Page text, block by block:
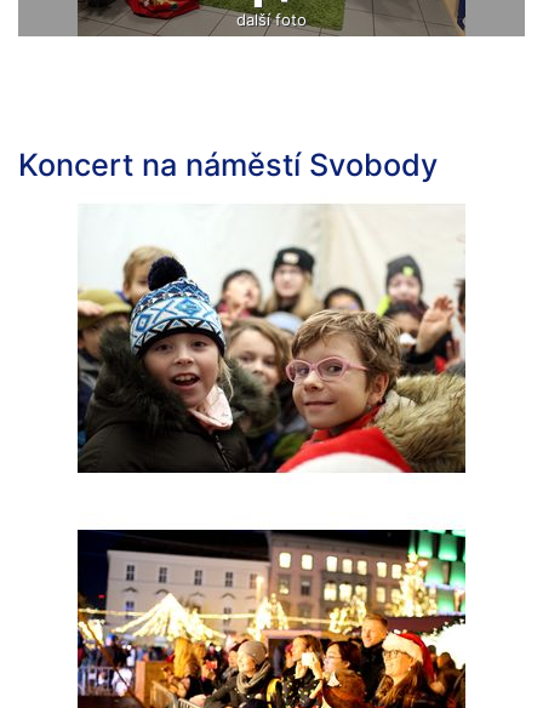
další foto
Koncert na náměstí Svobody